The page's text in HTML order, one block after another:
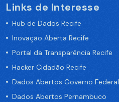
Links de Interesse
Hub de Dados Recife
Inovação Aberta Recife
Portal da Transparência Recife
Hacker Cidadão Recife
Dados Abertos Governo Federal
Dados Abertos Pernambuco